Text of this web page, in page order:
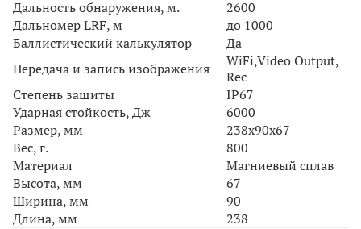
Дальность обнаружения, м.
2600
Дальномер LRF, м
до 1000
Баллистический калькулятор
Да
Передача и запись изображения
WiFi,Video Output,
Rec
Степень защиты
IP67
Ударная стойкость, Дж
6000
Размер, мм
238x90x67
Вес, г.
800
Материал
Магниевый сплав
Высота, мм
67
Ширина, мм
90
Длина, мм
238